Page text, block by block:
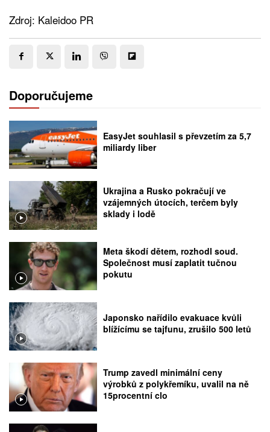
Zdroj: Kaleidoo PR
Doporučujeme
EasyJet souhlasil s převzetím za 5,7
miliardy liber
Ukrajina a Rusko pokračují ve
vzájemných útocích, terčem byly
sklady i lodě
Meta škodí dětem, rozhodl soud.
Společnost musí zaplatit tučnou
pokutu
Japonsko nařídilo evakuace kvůli
blížícímu se tajfunu, zrušilo 500 letů
Trump zavedl minimální ceny
výrobků z polykřemíku, uvalil na ně
15procentní clo